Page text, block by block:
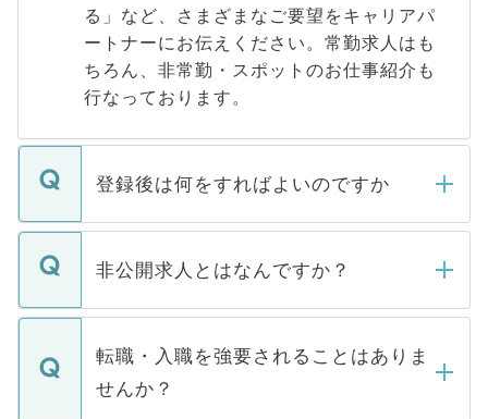
る」など、さまざまなご要望をキャリアパ
ートナーにお伝えください。常勤求人はも
ちろん、非常勤・スポットのお仕事紹介も
行なっております。
登録後は何をすればよいのですか
ご登録いただきましたら、弊社担当者がご
登録内容を確認し、その後メールもしくは
ます。通常、5営業日以内にはご連絡をせて
いただきますので、しばらくお待ちくださ
い。
非公開求人とはなんですか？
マイナビDOCTORで取り扱っている求人の
うち約3割は、Webサイトからご覧いただ
けない「非公開求人」です。非公開求人は
下記の理由によって、一般には公開してい
転職・入職を強要されることはありま
せんか？